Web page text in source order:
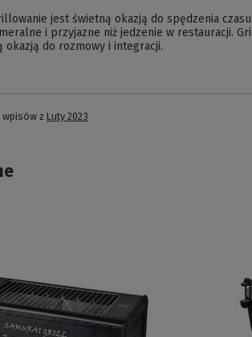
jest świetną okazją do spędzenia
i przyjazne niż jedzenie w restauracji.
okazją do rozmowy i integracji.
wpisów z Luty 2023